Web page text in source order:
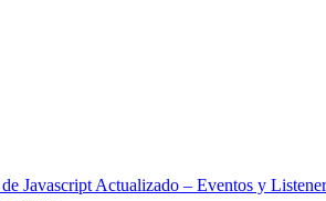
Javascript Actualizado – Eventos y